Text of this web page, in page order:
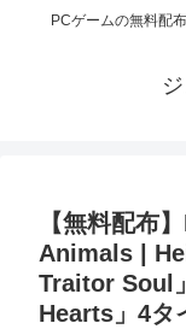
PCゲームの無料配
【無料配布
Animals |
Traitor Soul
Hearts」4タ